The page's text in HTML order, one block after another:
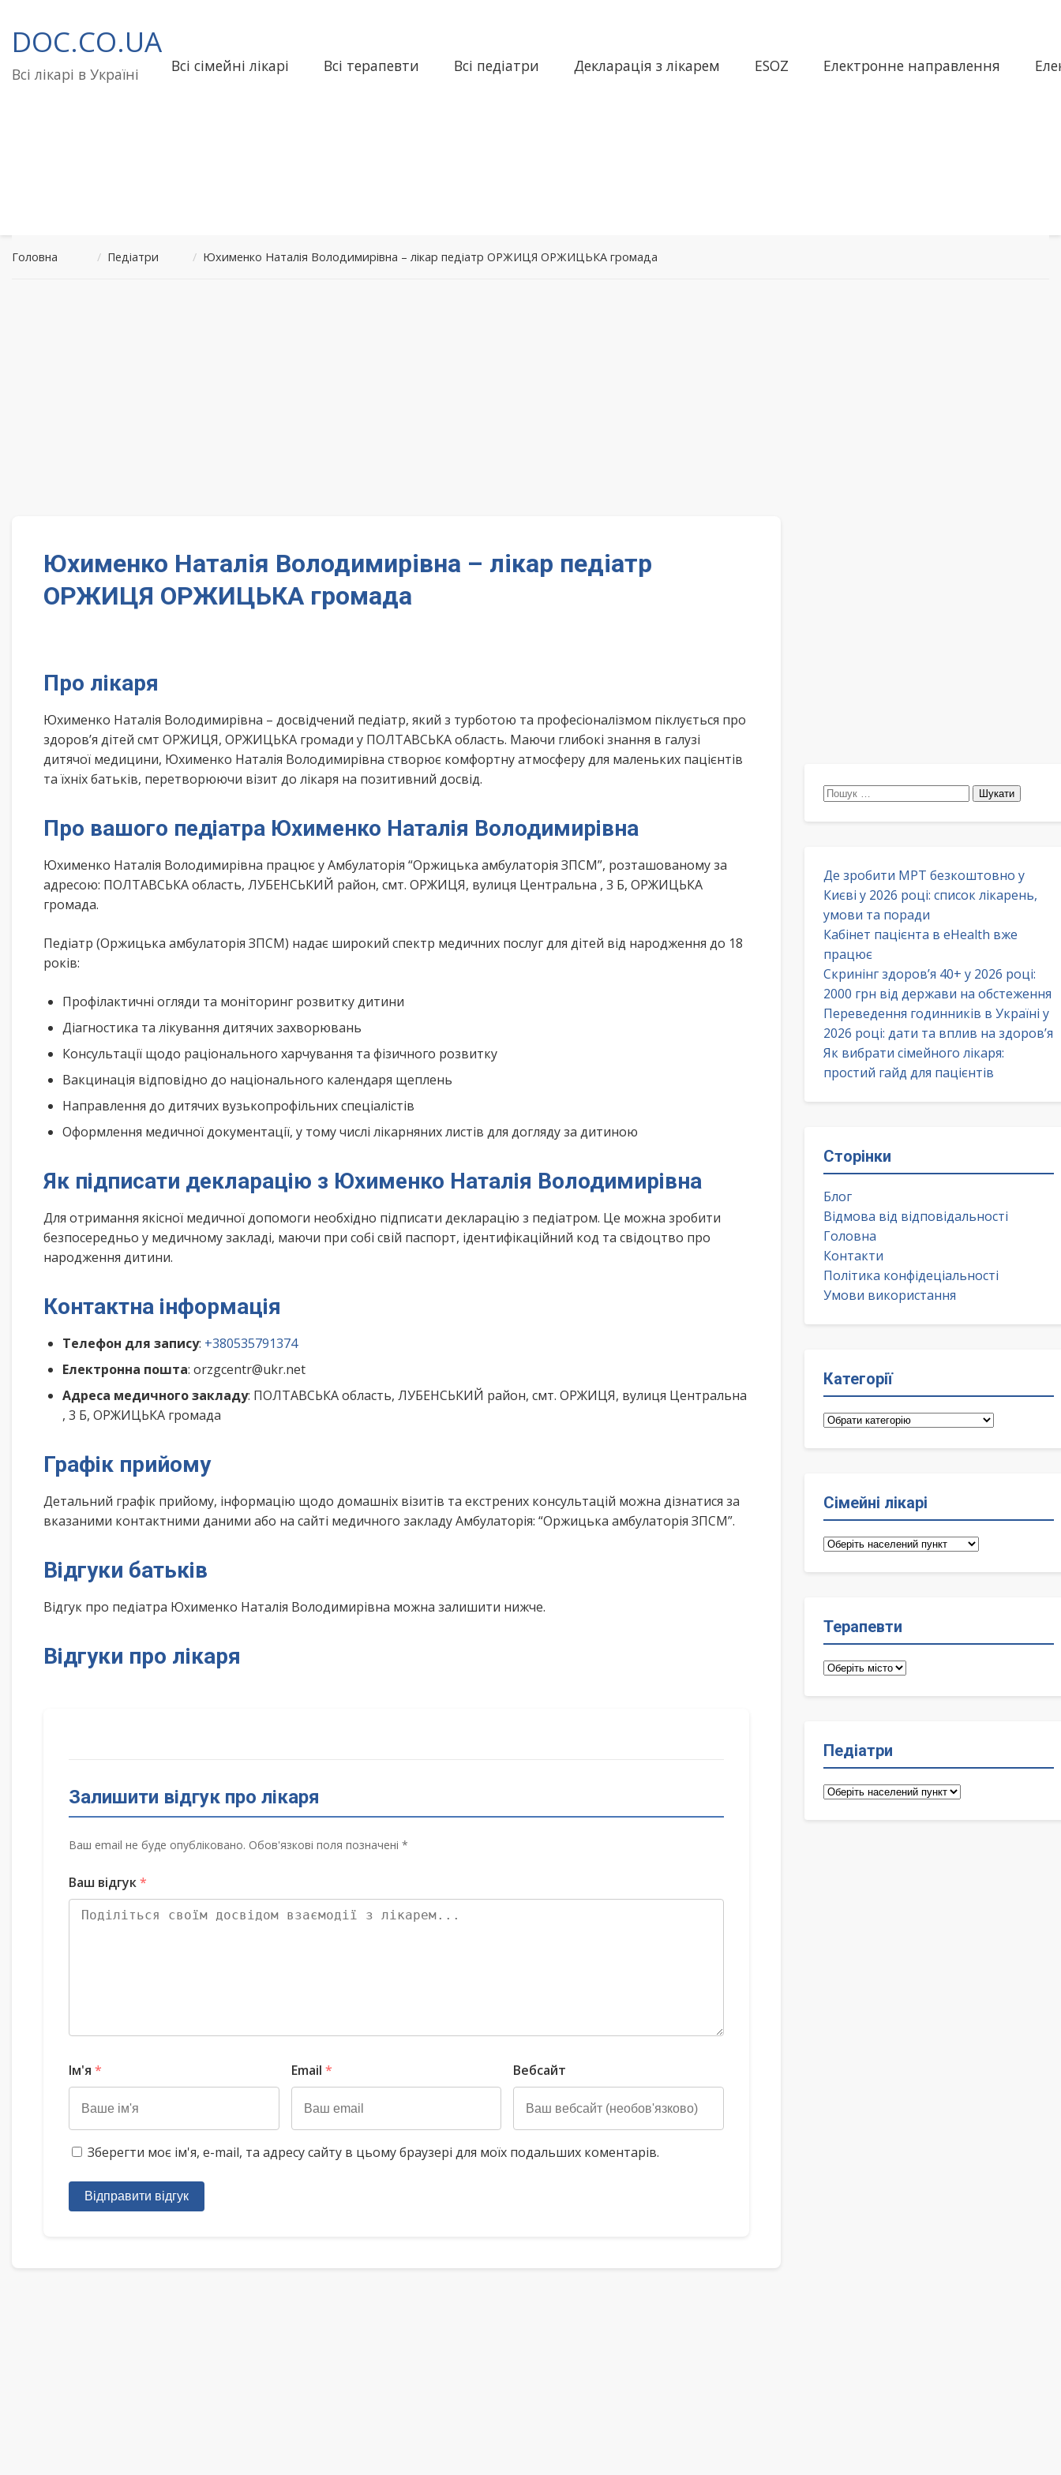
до
вмісту
DOC.CO.UA
Всі лікарі в Україні Всі сімейні лікарі Всі терапевти Всі педіатри Декларація з лікарем ESOZ Електронне направлення
Головна / Педіатри / Юхименко Наталія Володимирівна – лікар педіатр ОРЖИЦЯ ОРЖИЦЬКА громада
Юхименко Наталія Володимирівна – лікар педіатр
ОРЖИЦЯ ОРЖИЦЬКА громада
Про лікаря
Юхименко Наталія Володимирівна – досвідчений педіатр, який з турботою та професіоналізмом піклується про
здоров’я дітей смт ОРЖИЦЯ, ОРЖИЦЬКА громади у ПОЛТАВСЬКА область. Маючи глибокі знання в галузі
дитячої медицини, Юхименко Наталія Володимирівна створює комфортну атмосферу для маленьких пацієнтів
та їхніх батьків, перетворюючи візит до лікаря на позитивний досвід.
Про вашого педіатра Юхименко Наталія Володимирівна
Юхименко Наталія Володимирівна працює у Амбулаторія “Оржицька амбулаторія ЗПСМ”, розташованому за
адресою: ПОЛТАВСЬКА область, ЛУБЕНСЬКИЙ район, смт. ОРЖИЦЯ, вулиця Центральна , 3 Б, ОРЖИЦЬКА
громада.
Педіатр (Оржицька амбулаторія ЗПСМ) надає широкий спектр медичних послуг для дітей від народження до 18
років:
Профілактичні огляди та моніторинг розвитку дитини
Діагностика та лікування дитячих захворювань
Консультації щодо раціонального харчування та фізичного розвитку
Вакцинація відповідно до національного календаря щеплень
Направлення до дитячих вузькопрофільних спеціалістів
Оформлення медичної документації, у тому числі лікарняних листів для догляду за дитиною
Як підписати декларацію з Юхименко Наталія Володимирівна
Для отримання якісної медичної допомоги необхідно підписати декларацію з педіатром. Це можна зробити
безпосередньо у медичному закладі, маючи при собі свій паспорт, ідентифікаційний код та свідоцтво про
народження дитини.
Контактна інформація
Телефон для запису: +380535791374
Електронна пошта: orzgcentr@ukr.net
Адреса медичного закладу: ПОЛТАВСЬКА область, ЛУБЕНСЬКИЙ район, смт. ОРЖИЦЯ, вулиця Центральна
, 3 Б, ОРЖИЦЬКА громада
Графік прийому
Детальний графік прийому, інформацію щодо домашніх візитів та екстрених консультацій можна дізнатися за
вказаними контактними даними або на сайті медичного закладу Амбулаторія: “Оржицька амбулаторія ЗПСМ”.
Відгуки батьків
Відгук про педіатра Юхименко Наталія Володимирівна можна залишити нижче.
Відгуки про лікаря
Залишити відгук про лікаря
Ваш email не буде опубліковано. Обов'язкові поля позначені *
Ваш відгук*
Ім'я * Email * Вебсайт
Зберегти моє ім'я, e-mail, та адресу сайту в цьому браузері для моїх подальших коментарів.
Відправити відгук
Пошук:
Де зробити МРТ безкоштовно у
Києві у 2026 році: список лікарень,
умови та поради
Кабінет пацієнта в eHealth вже
працює
Скринінг здоров’я 40+ у 2026 році:
2000 грн від держави на обстеження
Переведення годинників в Україні у
2026 році: дати та вплив на здоров’я
Як вибрати сімейного лікаря:
простий гайд для пацієнтів
Сторінки
Блог
Відмова від відповідальності
Головна
Контакти
Політика конфідеціальності
Умови використання
Категорії
Категорії
Сімейні лікарі
Сімейні
Терапевти
Терапевти
Педіатри
Педіатри